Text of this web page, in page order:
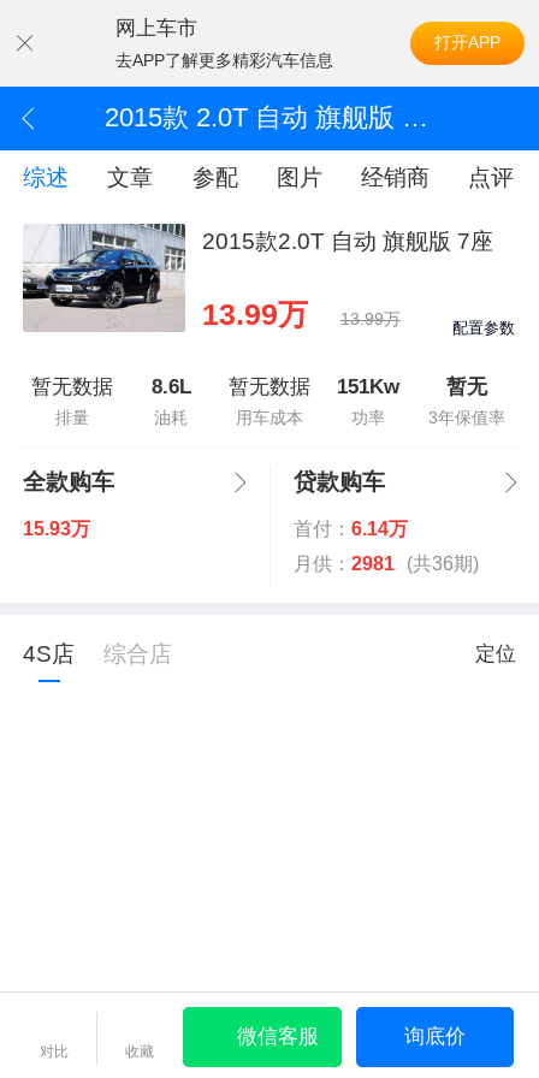
网上车市
去APP了解更多精彩汽车信息
打开APP
2015款 2.0T 自动 旗舰版 7座
综述 文章 参配 图片 经销商 点评
2015款2.0T 自动 旗舰版 7座
13.99万 13.99万 配置参数
暂无数据
排量
8.6L
油耗
暂无数据
用车成本
151Kw
功率
暂无
3年保值率
全款购车
15.93万
贷款购车
首付： 6.14万
月供： 2981 (共36期)
4S店 综合店 定位
对比 收藏
微信客服 询底价